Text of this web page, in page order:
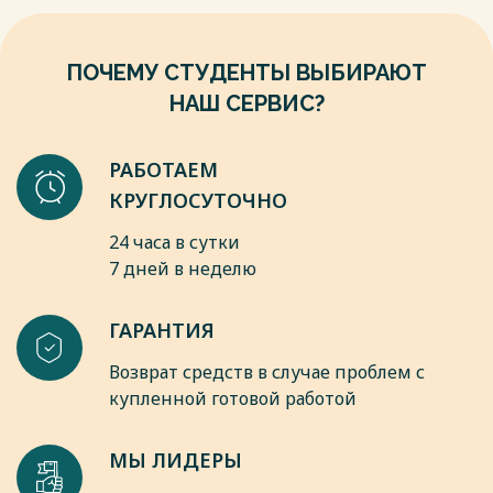
9. Герасимов Б.И. Цены и ценообразование. Изд. Форум,
Весь текст будет доступенпосле покупки
ПОЧЕМУ СТУДЕНТЫ ВЫБИРАЮТ
НАШ СЕРВИС?
РАБОТАЕМ
КРУГЛОСУТОЧНО
24 часа в сутки
7 дней в неделю
ГАРАНТИЯ
Возврат средств в случае проблем с
купленной готовой работой
МЫ ЛИДЕРЫ